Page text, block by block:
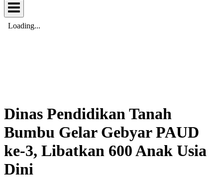
Dinas Pendidikan Tanah
Bumbu Gelar Gebyar PAUD
ke-3, Libatkan 600 Anak Usia
Dini